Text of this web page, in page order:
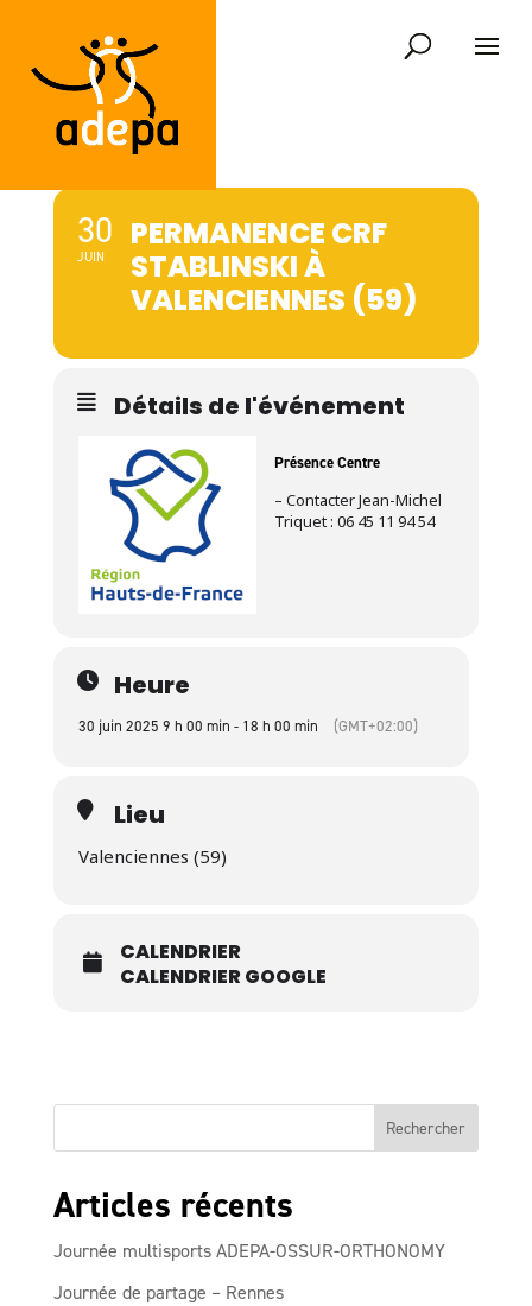
30
JUIN
PERMANENCE CRF
STABLINSKI À
VALENCIENNES (59)
Détails de l'événement
Présence Centre
– Contacter Jean-Michel
Triquet : 06 45 11 94 54
Heure
30 juin 2025 9 h 00 min - 18 h 00 min (GMT+02:00)
Lieu
Valenciennes (59)
CALENDRIER
CALENDRIER GOOGLE
Articles récents
Journée multisports ADEPA-OSSUR-ORTHONOMY
Journée de partage – Rennes